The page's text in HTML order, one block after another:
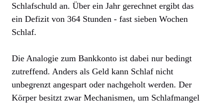
Schlafschuld an. Über ein Jahr gerechnet ergibt das
ein Defizit von 364 Stunden - fast sieben Wochen
Schlaf.
Die Analogie zum Bankkonto ist dabei nur bedingt
zutreffend. Anders als Geld kann Schlaf nicht
unbegrenzt angespart oder nachgeholt werden. Der
Körper besitzt zwar Mechanismen, um Schlafmangel